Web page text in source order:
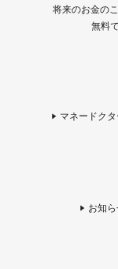
将来のお金の
無料
マネードク
お知